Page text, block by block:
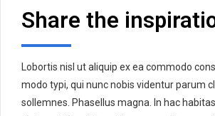
Share the
Lobortis nisl ut aliquip ex ea commodo
modo typi, qui nunc nobis videntur parum
sollemnes. Phasellus magna. In hac